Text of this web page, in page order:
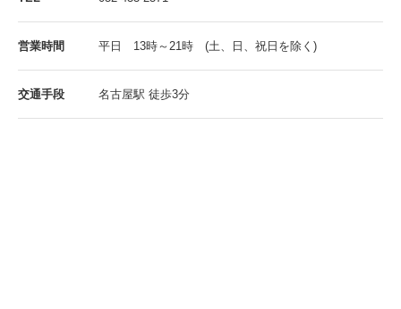
営業時間 平日 13時～21時 (土、日、祝日を除く)
交通手段 名古屋駅 徒歩3分